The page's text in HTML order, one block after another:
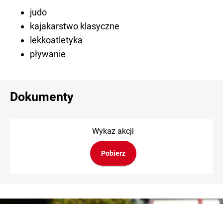
judo
kajakarstwo klasyczne
lekkoatletyka
pływanie
Dokumenty
Wykaz akcji
Pobierz